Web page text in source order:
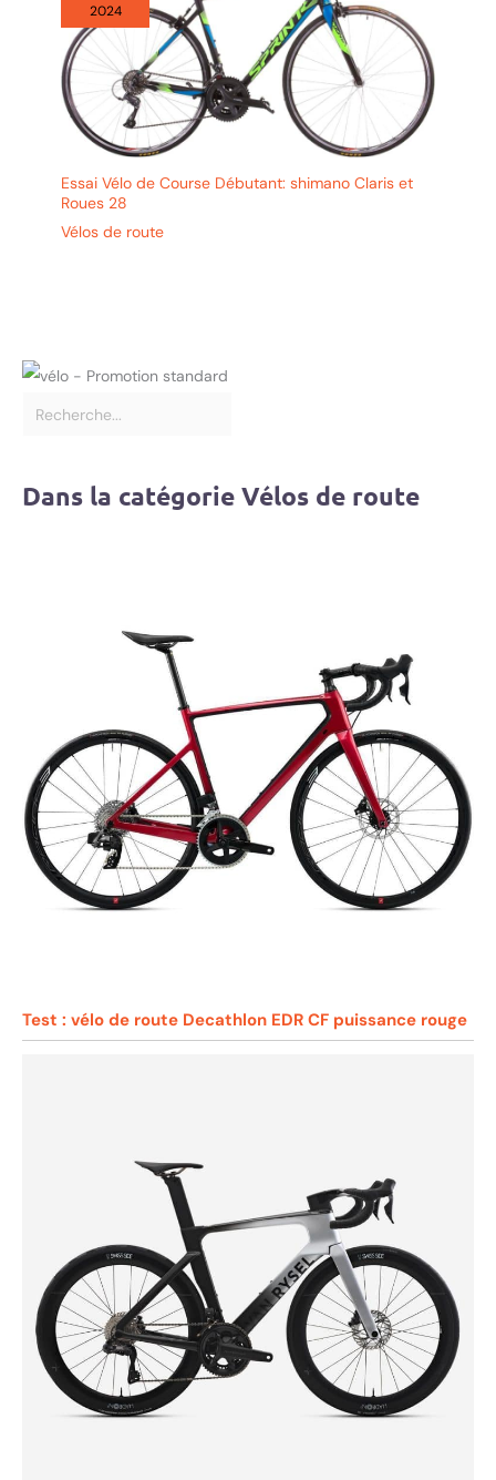
2024
Essai Vélo de Course Débutant: shimano Claris et
Roues 28
Vélos de route
Dans la catégorie Vélos de route
Test : vélo de route Decathlon EDR CF puissance rouge